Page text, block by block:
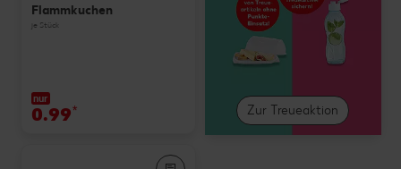
Zur Treueaktion
Flammkuchen
je Stück
nur
0.99*